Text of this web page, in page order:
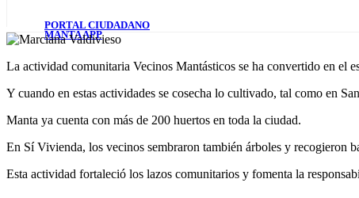
MANTA APP
PORTAL CIUDADANO
La actividad comunitaria Vecinos Mantásticos se ha convertido en el
Y cuando en estas actividades se cosecha lo cultivado, tal como en
Manta ya cuenta con más de 200 huertos en toda la ciudad.
En Sí Vivienda, los vecinos sembraron también árboles y recogieron
Esta actividad fortaleció los lazos comunitarios y fomenta la